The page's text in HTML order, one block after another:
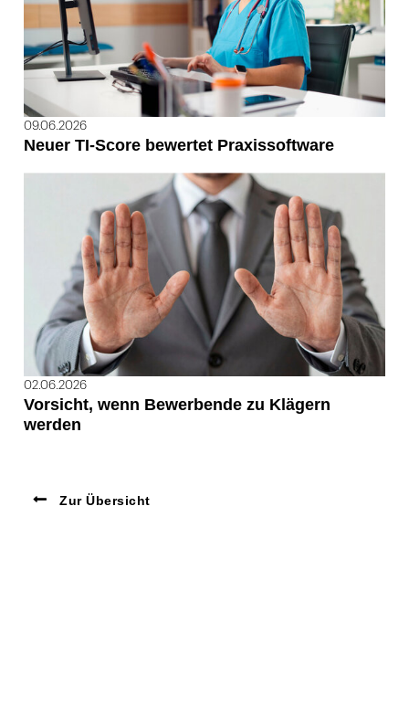
09.06.2026
Neuer TI-Score bewertet Praxissoftware
02.06.2026
Vorsicht, wenn Bewerbende zu Klägern
werden
Zur Übersicht